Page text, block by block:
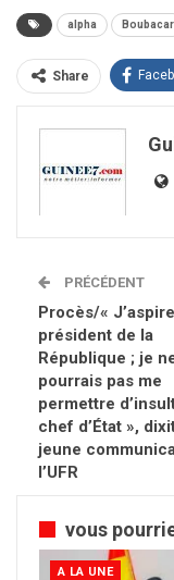
alpha Boubacar
Share
PRÉCÉDENT
Procès/«
président de la
République ; je
pourrais pas me
permettre
chef d’État »,
jeune
l’UFR
vous
A LA UNE